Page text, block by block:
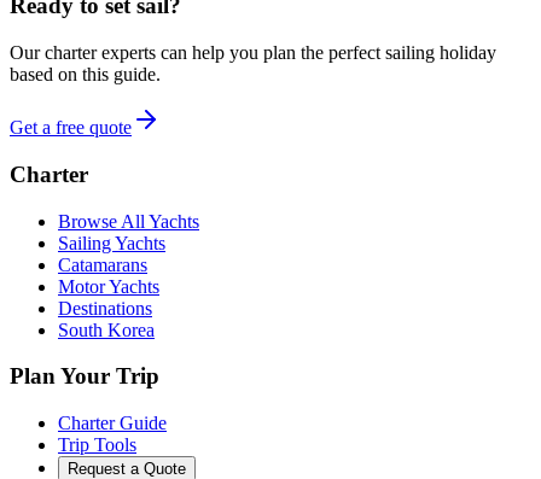
Ready to set sail?
Our charter experts can help you plan the perfect sailing holiday
based on this guide.
Get a free quote
Charter
Browse All Yachts
Sailing Yachts
Catamarans
Motor Yachts
Destinations
South Korea
Plan Your Trip
Charter Guide
Trip Tools
Request a Quote